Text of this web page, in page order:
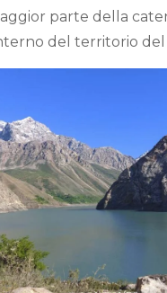
parte della
del territorio del